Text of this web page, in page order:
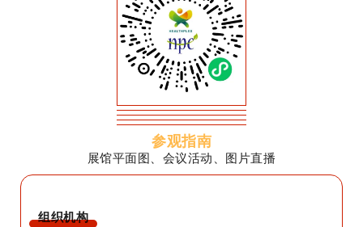
参观指南
展馆平面图、会议活动、图片直播
组织机构